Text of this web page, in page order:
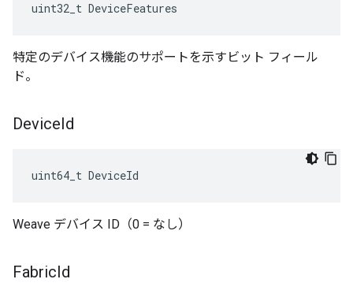
uint32_t DeviceFeatures
特定のデバイス機能のサポートを示すビット フィール
ド。
DeviceId
uint64_t DeviceId
Weave デバイス ID（0 = なし）
FabricId